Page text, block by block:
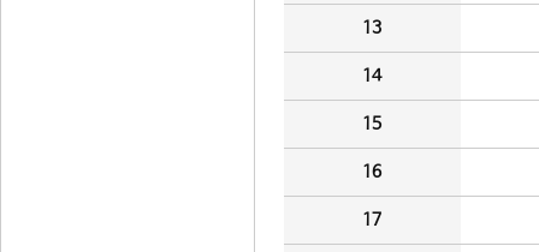
13
14
15
16
17